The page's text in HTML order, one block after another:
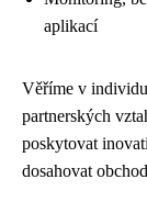
aplikací
Věříme v
partnerských
poskytovat
dosahovat